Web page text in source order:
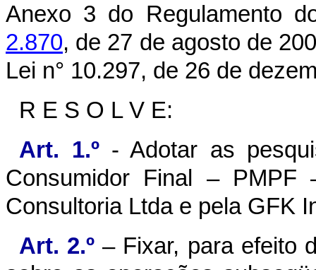
Anexo 3 do Regulamento
2.870, de 27 de agosto de
Lei n° 10.297, de 26 de
R E S O L V E:
Art. 1.º- Adotar as
Consumidor Final –
Consultoria Ltda e pela GFK
Art. 2.º – Fixar, para efeito